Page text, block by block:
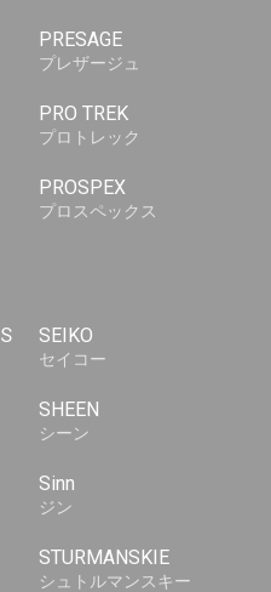
PRESAGE
プレザージュ
PRO TREK
プロトレック
PROSPEX
プロスペックス
S SEIKO
セイコー
SHEEN
シーン
Sinn
ジン
STURMANSKIE
シュトルマンスキー